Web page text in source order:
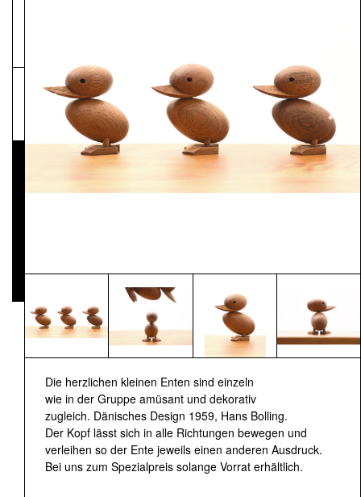
Die herzlichen kleinen Enten sind einzeln
wie in der Gruppe amüsant und dekorativ
zugleich. Dänisches Design 1959, Hans Bolling.
Der Kopf lässt sich in alle Richtungen bewegen und
verleihen so der Ente jeweils einen anderen Ausdruck.
Bei uns zum Spezialpreis solange Vorrat erhältlich.
Pressematerial